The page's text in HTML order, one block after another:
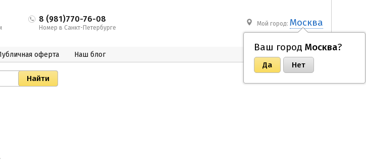
8 (981)770-76-08
Номер в Санкт-Петербурге
Мой город: Москва
Ваш город Москва?
оферта Наш блог